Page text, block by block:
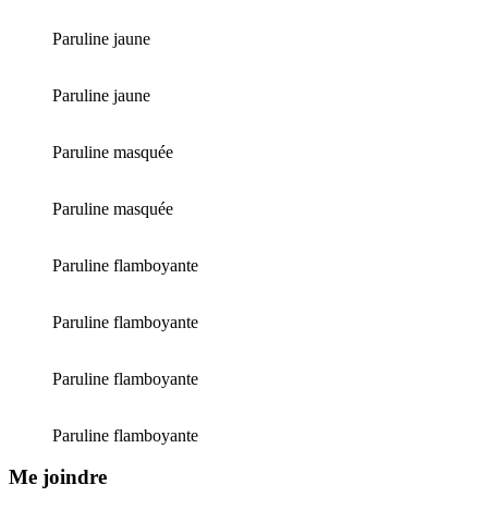
Paruline jaune
Paruline jaune
Paruline masquée
Paruline masquée
Paruline flamboyante
Paruline flamboyante
Paruline flamboyante
Paruline flamboyante
Me joindre